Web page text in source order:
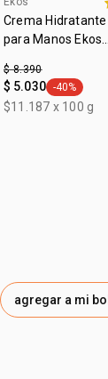
Crema Hidratante
para Manos Ekos
$ 8.390
$ 5.030 general.tag
-40%
$11.187 x 100 g
agregar a mi